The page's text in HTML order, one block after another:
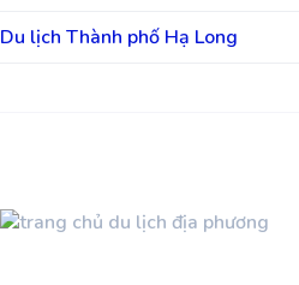
Du lịch Thành phố Hạ Long